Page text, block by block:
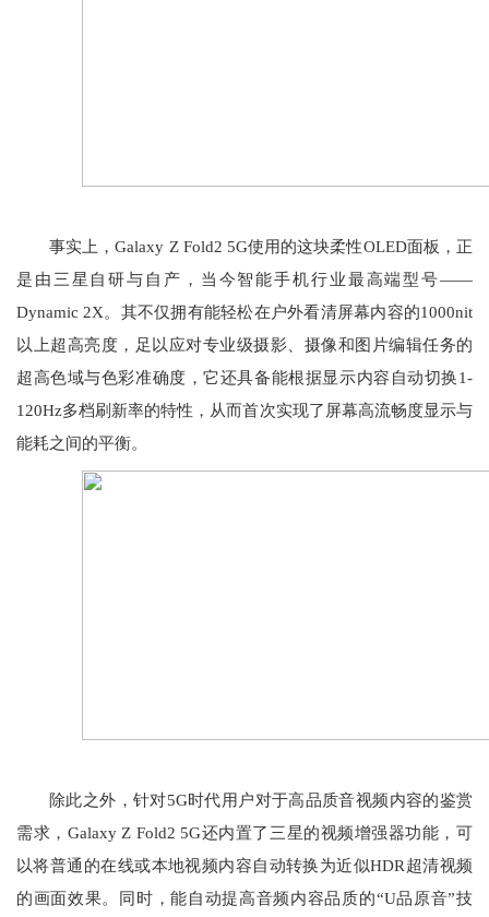
事实上，Galaxy Z Fold2 5G使用的这块柔性OLED面板，正
是由三星自研与自产，当今智能手机行业最高端型号——
Dynamic 2X。其不仅拥有能轻松在户外看清屏幕内容的1000nit
以上超高亮度，足以应对专业级摄影、摄像和图片编辑任务的
超高色域与色彩准确度，它还具备能根据显示内容自动切换1-
120Hz多档刷新率的特性，从而首次实现了屏幕高流畅度显示与
能耗之间的平衡。
除此之外，针对5G时代用户对于高品质音视频内容的鉴赏
需求，Galaxy Z Fold2 5G还内置了三星的视频增强器功能，可
以将普通的在线或本地视频内容自动转换为近似HDR超清视频
的画面效果。同时，能自动提高音频内容品质的“U品原音”技